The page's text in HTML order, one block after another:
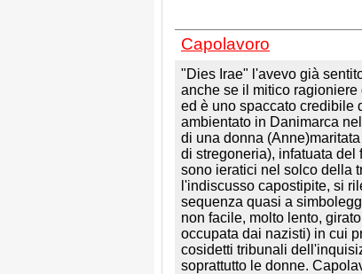
Capolavoro
"Dies Irae" l'avevo già
anche se il mitico ragioniere
ed è uno spaccato credibile
ambientato in Danimarca
di una donna
di stregoneria), infatuata
sono ieratici nel solco della
l'indiscusso capostipite, si
sequenza quasi a
non facile, molto lento,
occupata dai nazisti) in cui
cosidetti tribunali
soprattutto le donne.